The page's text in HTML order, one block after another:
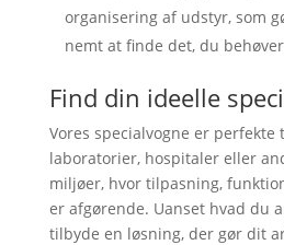
organisering af udstyr, som
nemt at finde det, du
Find din ideelle
Vores specialvogne er perfekte
laboratorier, hospitaler eller
miljøer, hvor tilpasning,
er afgørende. Uanset hvad du
tilbyde en løsning, der gør dit